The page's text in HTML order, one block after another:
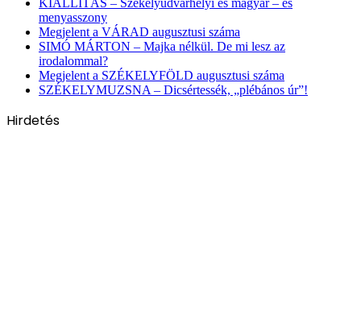
KIÁLLÍTÁS – Székelyudvarhelyi és magyar – és
menyasszony
Megjelent a VÁRAD augusztusi száma
SIMÓ MÁRTON – Majka nélkül. De mi lesz az
irodalommal?
Megjelent a SZÉKELYFÖLD augusztusi száma
SZÉKELYMUZSNA – Dicsértessék, „plébános úr”!
Hirdetés